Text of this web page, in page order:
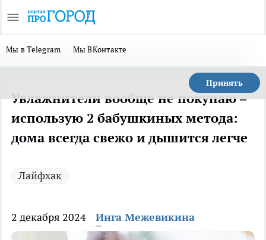
Мы в Telegram Мы ВКонтакте
Принять
Увлажнители вообще не покупаю –
использую 2 бабушкиных метода:
дома всегда свежо и дышится легче
Лайфхак
2 декабря 2024 Инга Межевикина